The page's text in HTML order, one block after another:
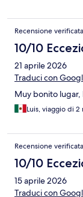
Recensione verificata
10/10
21 aprile 2026
Traduci con
Muy bonito
Luis, viaggio di 2
Recensione verificata
10/10
15 aprile 2026
Traduci con